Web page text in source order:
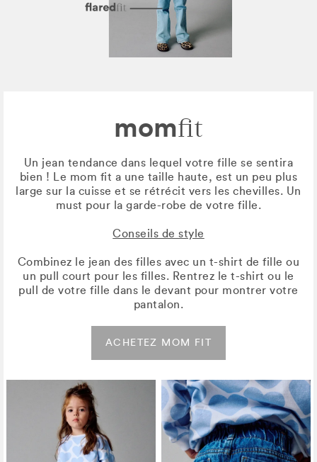
momfit
Un jean tendance dans lequel votre fille se sentira
bien ! Le mom fit a une taille haute, est un peu plus
large sur la cuisse et se rétrécit vers les chevilles. Un
must pour la garde-robe de votre fille.
Conseils de style
Combinez le jean des filles avec un t-shirt de fille ou
un pull court pour les filles. Rentrez le t-shirt ou le
pull de votre fille dans le devant pour montrer votre
pantalon.
ACHETEZ MOM FIT